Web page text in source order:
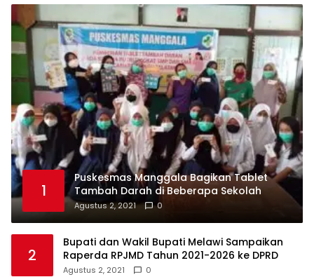
1
Puskesmas Manggala Bagikan Tablet
Tambah Darah di Beberapa Sekolah
Agustus 2, 2021 0
2
Bupati dan Wakil Bupati Melawi Sampaikan
Raperda RPJMD Tahun 2021-2026 ke DPRD
Agustus 2, 2021 0